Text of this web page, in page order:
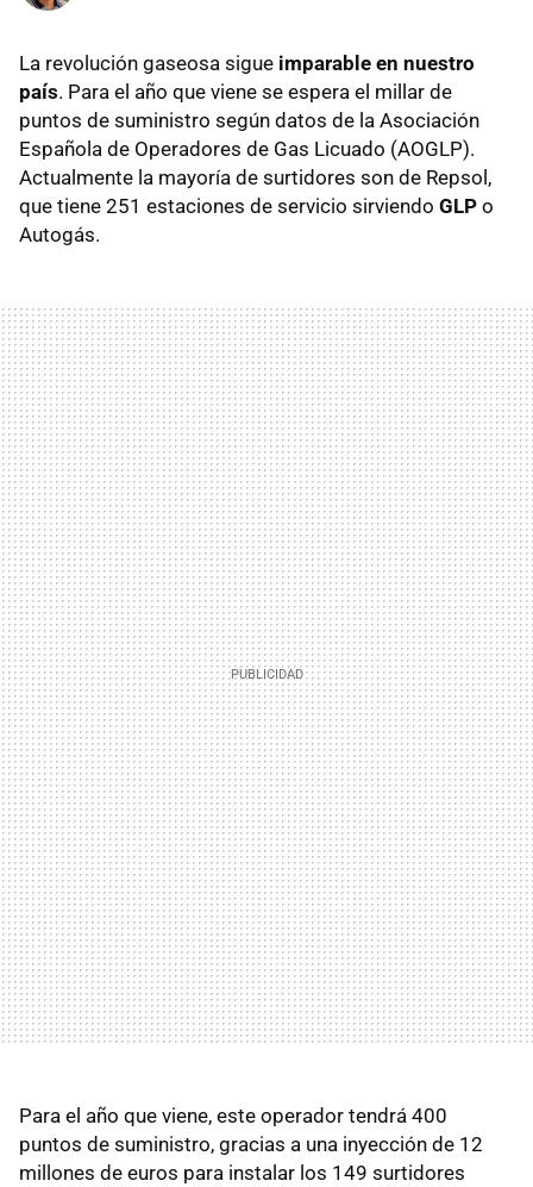
La revolución gaseosa sigue imparable en nuestro
país. Para el año que viene se espera el millar de
puntos de suministro según datos de la Asociación
Española de Operadores de Gas Licuado (AOGLP).
Actualmente la mayoría de surtidores son de Repsol,
que tiene 251 estaciones de servicio sirviendo GLP o
Autogás.
Para el año que viene, este operador tendrá 400
puntos de suministro, gracias a una inyección de 12
millones de euros para instalar los 149 surtidores